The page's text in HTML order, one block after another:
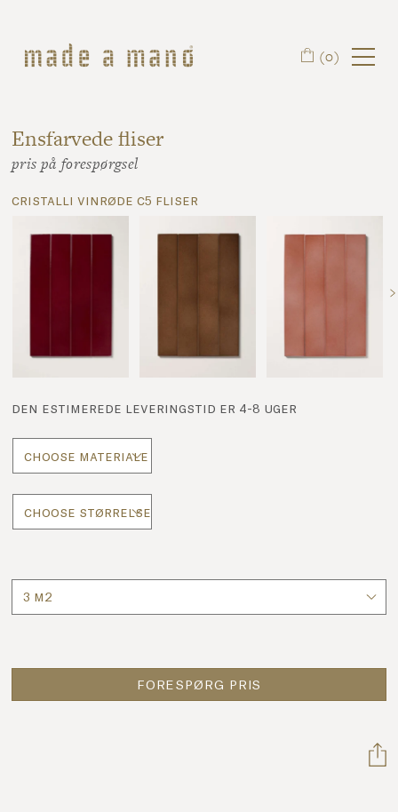
(0)
Ensfarvede fliser
pris på forespørgsel
cristalli vinrøde c5 fliser
den estimerede leveringstid er 4-8 uger
FORESPØRG PRIS